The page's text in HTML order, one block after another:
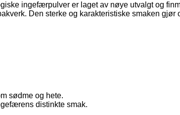
ingefærpulver er laget av nøye utvalgt og
Den sterke og karakteristiske smaken
sødme og hete.
distinkte smak.